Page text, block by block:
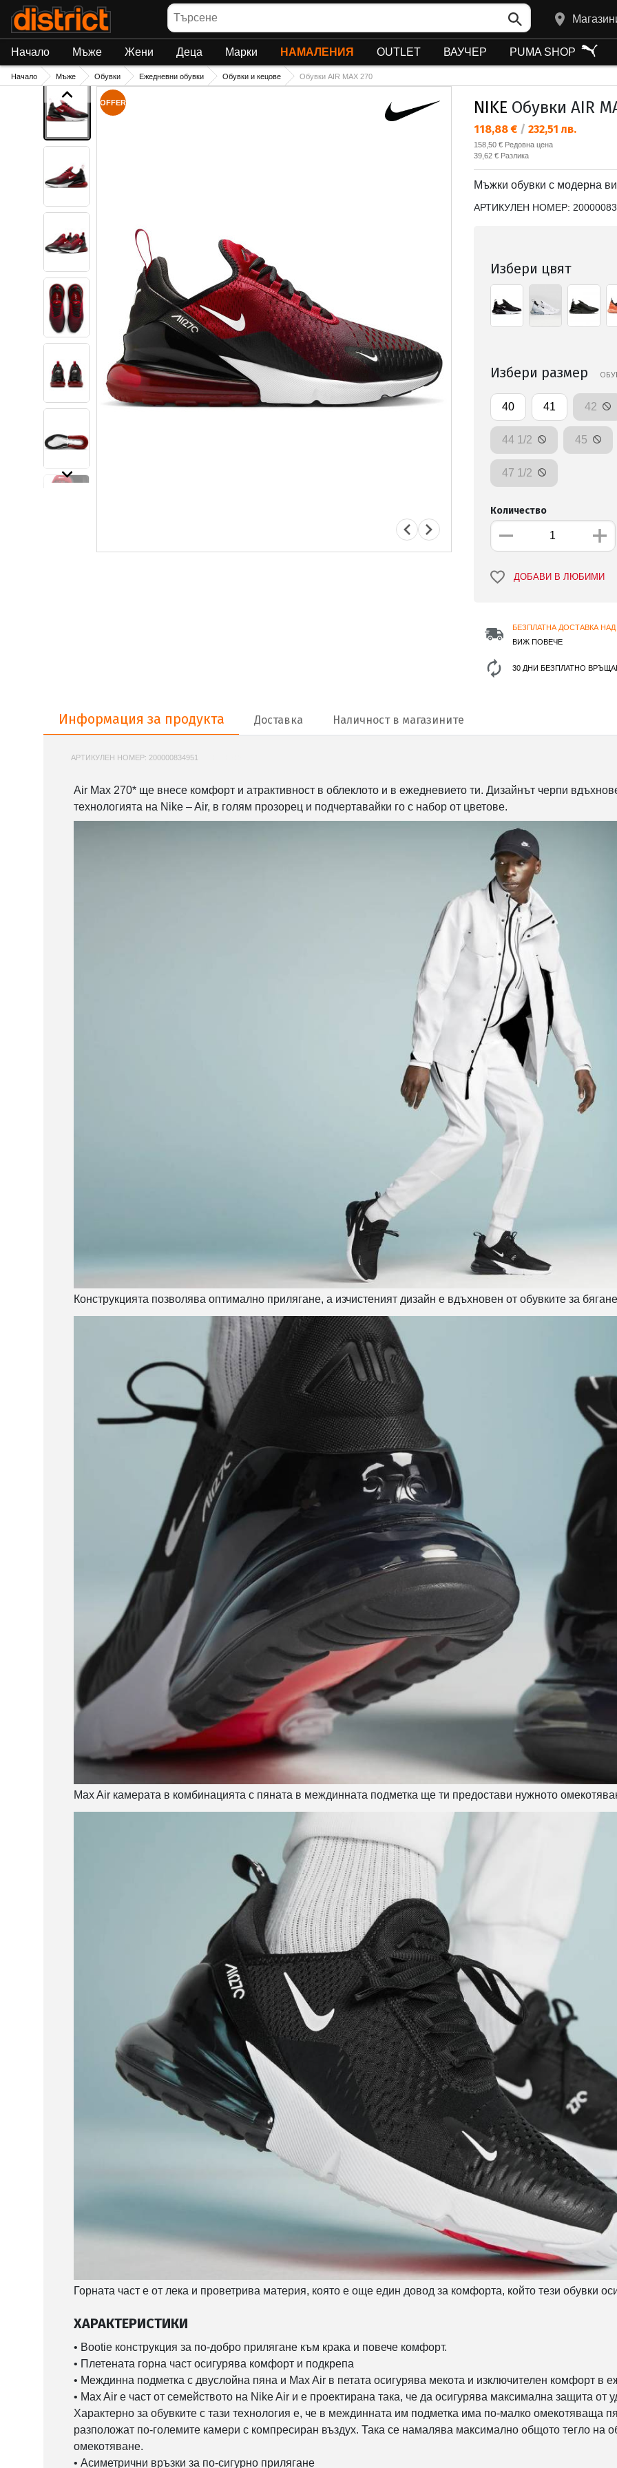
Търсене
Начало Мъже Жени Деца Марки НАМАЛЕНИЯ OUTLET ВАУЧЕР PUMA SHOP
Начало Мъже Обувки Ежедневни обувки Обувки и кецове Обувки AIR MAX 270
OFFER NIKE Обувки AIR
Текуща цена:
118,88 € / 232,51 лв.
Редовна цена:
158,50 € Редовна цена
Спестявате:
39,62 € Разлика
Мъжки обувки с модерна
АРТИКУЛЕН НОМЕР:
Избери цвят
Избери размер
40 41 42
44 1/2 45
47 1/2
Количество
ДОБАВИ В ЛЮБИМИ
БЕЗПЛАТНА ДОСТАВКА НАД
ВИЖ ПОВЕЧЕ
30 ДНИ БЕЗПЛАТНО
Информация за продукта
Доставка Наличност в магазините
АРТИКУЛЕН НОМЕР: 200000834951
Air Max 270* ще внесе комфорт и атрактивност в облеклото и в ежедневието ти. Дизайнът черпи
технологията на Nike – Air, в голям прозорец и подчертавайки го с набор от цветове.
Конструкцията позволява оптимално прилягане, а изчистеният дизайн е вдъхновен от обувките за
Max Air камерата в комбинацията с пяната в междинната подметка ще ти предостави нужното
Горната част е от лека и проветрива материя, която е още един довод за комфорта, който тези обувки
ХАРАКТЕРИСТИКИ
• Bootie конструкция за по-добро прилягане към крака и повече комфорт.
• Плетената горна част осигурява комфорт и подкрепа
• Междинна подметка с двуслойна пяна и Max Air в петата осигурява мекота и изключителен комфорт в
• Max Air е част от семейството на Nike Air и е проектирана така, че да осигурява максимална защита
Характерно за обувките с тази технология е, че в междинната им подметка има по-малко омекотяваща
разположат по-големите камери с компресиран въздух. Така се намалява максимално общото тегло на
омекотяване.
• Асиметрични връзки за по-сигурно прилягане